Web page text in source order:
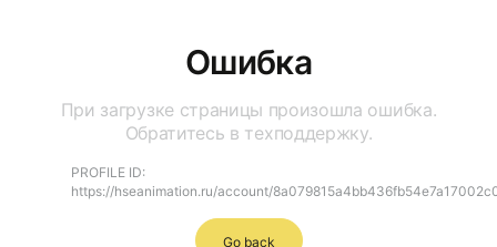
Ошибка
При загрузке страницы произошла ошибка.
Обратитесь в техподдержку.
PROFILE ID:
https://hseanimation.ru/account/
Go back